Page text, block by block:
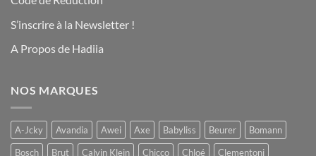
S’inscrire à la Newsletter !
A Propos de Hadiia
NOS MARQUES
A-Jcky Avandia Awei Axe Babyliss Beurer
Bomann
Bosch
Brut Calvin Klein Chicco Chloé
Clementoni